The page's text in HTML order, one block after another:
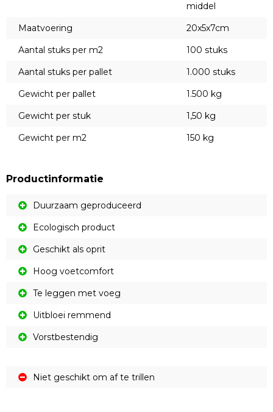
middel
Maatvoering
20x5x7cm
Aantal stuks per m2
100 stuks
Aantal stuks per pallet
1.000 stuks
Gewicht per pallet
1.500 kg
Gewicht per stuk
1,50 kg
Gewicht per m2
150 kg
Productinformatie
Duurzaam geproduceerd
Ecologisch product
Geschikt als oprit
Hoog voetcomfort
Te leggen met voeg
Uitbloei remmend
Vorstbestendig
Niet geschikt om af te trillen